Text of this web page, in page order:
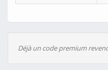
Déjà un code premium